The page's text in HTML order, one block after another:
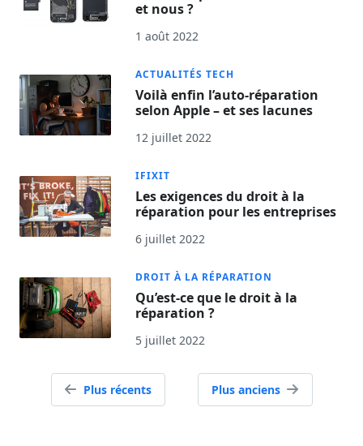
et nous ?
1 août 2022
ACTUALITÉS TECH
Voilà enfin l’auto-réparation
selon Apple – et ses lacunes
12 juillet 2022
IFIXIT
Les exigences du droit à la
réparation pour les entreprises
6 juillet 2022
DROIT À LA RÉPARATION
Qu’est-ce que le droit à la
réparation ?
5 juillet 2022
Navigation
Plus anciens
Plus récents